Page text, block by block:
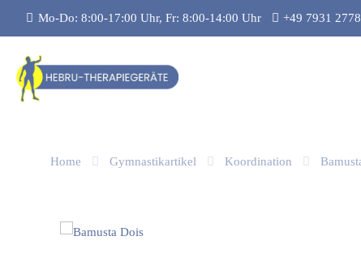
Mo-Do: 8:00-17:00 Uhr, Fr: 8:00-14:00 Uhr +49 7931 2778
Home Gymnastikartikel Koordination